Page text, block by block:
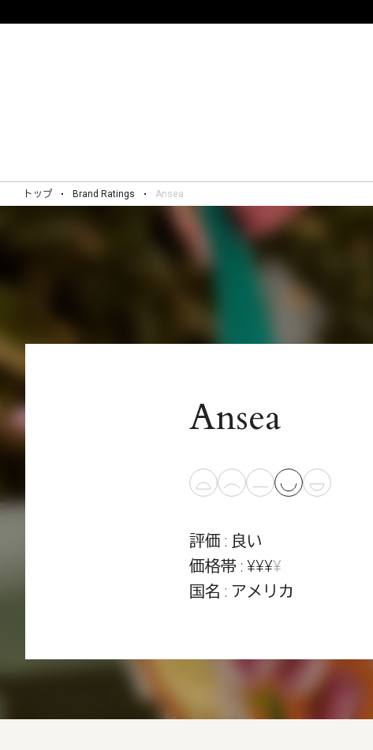
トップ Brand Ratings Ansea
Ansea
評価 : 良い
価格帯 : ¥¥¥¥
国名 : アメリカ